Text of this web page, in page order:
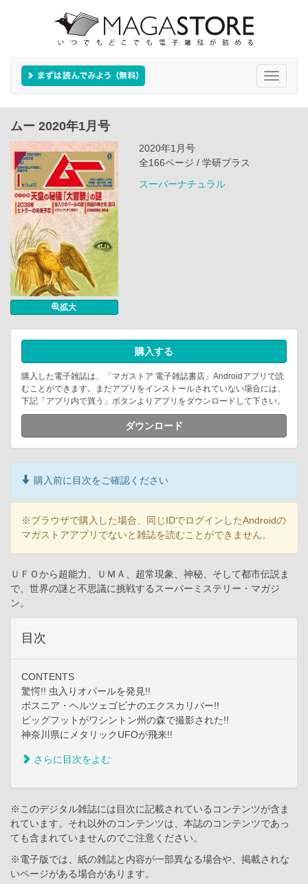
Toggle
ムー 2020年1月号
拡大
2020年1月号
全166ページ / 学研プラス
スーパーナチュラル
購入する
購入した電子雑誌は、「マガストア 電子雑誌書店」Androidアプリで読
むことができます。まだアプリをインストールされていない場合には、
下記「アプリ内で買う」ボタンよりアプリをダウンロードして下さい。
ダウンロード
購入前に目次をご確認ください
※ブラウザで購入した場合、同じIDでログインしたAndroidの
マガストアアプリでないと雑誌を読むことができません。
ＵＦＯから超能力、ＵＭＡ、超常現象、神秘、そして都市伝説ま
で、世界の謎と不思議に挑戦するスーパーミステリー・マガジ
ン。
目次
CONTENTS
驚愕!! 虫入りオパールを発見!!
ボスニア・ヘルツェゴビナのエクスカリバー!!
ビッグフットがワシントン州の森で撮影された!!
神奈川県にメタリックUFOが飛来!!
さらに目次をよむ
※このデジタル雑誌には目次に記載されているコンテンツが含ま
れています。それ以外のコンテンツは、本誌のコンテンツであっ
ても含まれていませんのでご注意ください。
※電子版では、紙の雑誌と内容が一部異なる場合や、掲載されな
いページがある場合があります。